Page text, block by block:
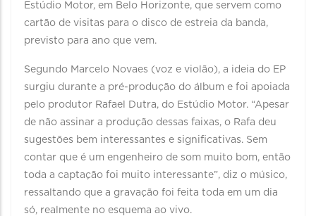
Estúdio Motor, em Belo Horizonte, que servem como
cartão de visitas para o disco de estreia da banda,
previsto para ano que vem.
Segundo Marcelo Novaes (voz e violão), a ideia do EP
surgiu durante a pré-produção do álbum e foi apoiada
pelo produtor Rafael Dutra, do Estúdio Motor. “Apesar
de não assinar a produção dessas faixas, o Rafa deu
sugestões bem interessantes e significativas. Sem
contar que é um engenheiro de som muito bom, então
toda a captação foi muito interessante”, diz o músico,
ressaltando que a gravação foi feita toda em um dia
só, realmente no esquema ao vivo.